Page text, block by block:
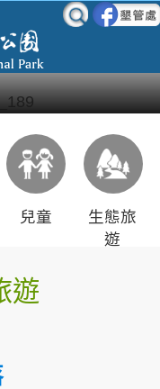
兒童
生態旅
遊
遊